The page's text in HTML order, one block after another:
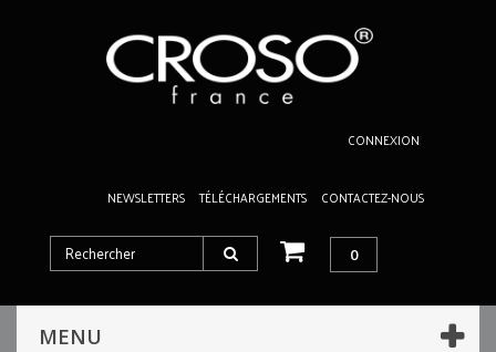
CONNEXION
NEWSLETTERS TÉLÉCHARGEMENTS CONTACTEZ-NOUS
0
MENU